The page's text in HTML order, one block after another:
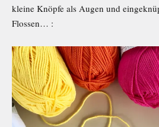
kleine Knöpfe als Augen und
Flossen… :